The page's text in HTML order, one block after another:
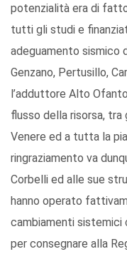
potenzialità era di
tutti gli studi e
adeguamento sismico
Genzano, Pertusillo,
l’adduttore Alto
flusso della risorsa, tra
Venere ed a tutta la
ringraziamento va
Corbelli ed alle sue
hanno operato
cambiamenti sistemici
per consegnare alla